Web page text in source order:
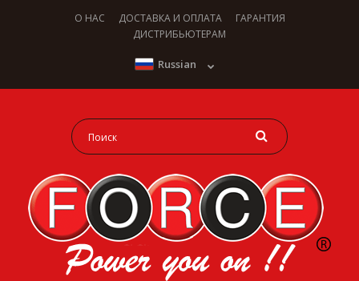
О НАС ДОСТАВКА И ОПЛАТА
ГАРАНТИЯ
ДИСТРИБЬЮТЕРАМ
Russian